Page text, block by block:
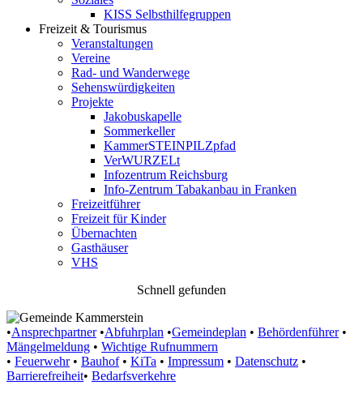
KISS Selbsthilfegruppen
Freizeit & Tourismus
Veranstaltungen
Vereine
Rad- und Wanderwege
Sehenswürdigkeiten
Projekte
Jakobuskapelle
Sommerkeller
KammerSTEINPILZpfad
VerWURZELt
Infozentrum Reichsburg
Info-Zentrum Tabakanbau in Franken
Freizeitführer
Freizeit für Kinder
Übernachten
Gasthäuser
VHS
Schnell gefunden
•Ansprechpartner •Abfuhrplan •Gemeindeplan • Behördenführer •
Mängelmeldung • Wichtige Rufnummern
• Feuerwehr • Bauhof • KiTa • Impressum • Datenschutz •
Barrierefreiheit• Bedarfsverkehre